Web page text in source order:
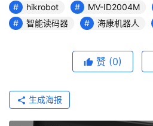
hikrobot MV-ID2004M
智能读码器
海康机器人
赞 (0)
生成海报